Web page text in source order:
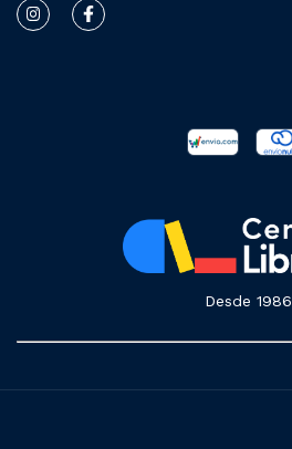
Desde 1986